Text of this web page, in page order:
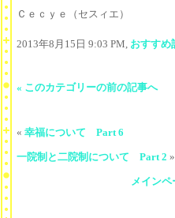
Ｃｅｃｙｅ（セスィエ）
2013年8月15日 9:03 PM, おすすめ
« このカテゴリーの前の記事へ
« 幸福について Part 6
一院制と二院制について Part 2 »
メインペ